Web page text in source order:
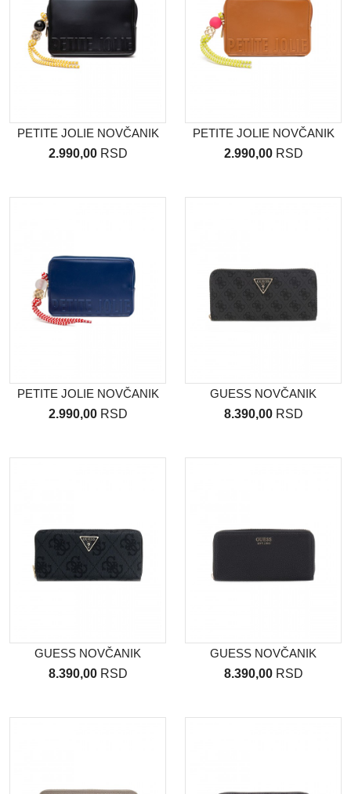
PETITE JOLIE NOVČANIK
2.990,00RSD
PETITE JOLIE NOVČANIK
2.990,00RSD
PETITE JOLIE NOVČANIK
2.990,00RSD
GUESS NOVČANIK
8.390,00RSD
GUESS NOVČANIK
8.390,00RSD
GUESS NOVČANIK
8.390,00RSD